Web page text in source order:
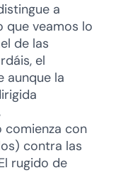
a
que veamos lo
de las
el
aunque la
con
contra las
rugido de